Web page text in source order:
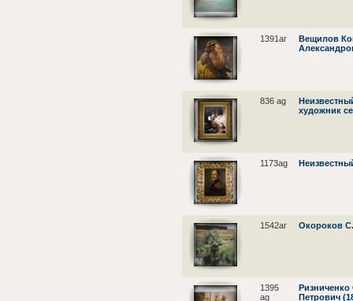
1391аг
Вещилов
836 ag
художник
1173ag
1542аг Окороков С.
1395
ag
Петрович